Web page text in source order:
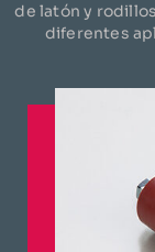
de latón y
diferentes